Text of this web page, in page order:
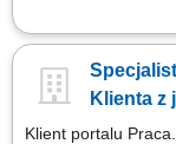
What we do We are
digital. Cognizant
Kraków. With the
Klienta z
Klient portalu